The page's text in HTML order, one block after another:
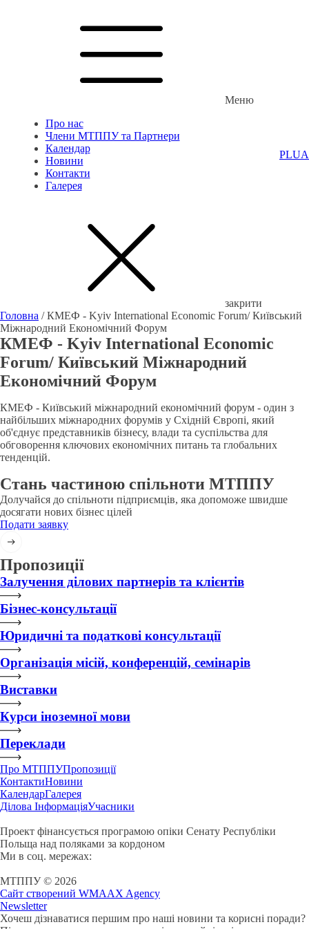
Меню
Про нас
Члени МТППУ та Партнери
Календар
Новини
Контакти
Галерея
закрити
PLUA
Головна / КМЕФ - Kyiv International Economic Forum/ Київський
Міжнародний Економічний Форум
КМЕФ - Kyiv International Economic
Forum/ Київський Міжнародний
Економічний Форум
КМЕФ - Київський міжнародний економічний форум - один з
найбільших міжнародних форумів у Східній Європі, який
об'єднує представників бізнесу, влади та суспільства для
обговорення ключових економічних питань та глобальних
тенденцій.
Стань частиною спільноти МТППУ
Долучайся до спільноти підприємців, яка допоможе швидше
досягати нових бізнес цілей
Подати заявку
Пропозиції
Залучення ділових партнерів та клієнтів
Бізнес-консультації
Юридичні та податкові консультації
Організація місій, конференцій, семінарів
Виставки
Курси іноземної мови
Переклади
Про МТППУПропозиції
КонтактиНовини
КалендарГалерея
Ділова ІнформаціяУчасники
Проект фінансується програмою опіки Сенату Республіки
Польща над поляками за кордоном
Ми в соц. мережах:
МТППУ © 2026
Сайт створений WMAAX Agency
Newsletter
Хочеш дізнаватися першим про наші новини та корисні поради?